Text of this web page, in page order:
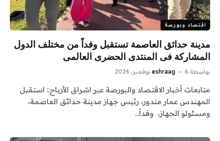
اقتصاد وبورصة
مدينة حدائق العاصمة تستقبل وفداً من مختلف الدول
المشاركة فى المنتدى الحضرى العالمى
بواسطة eshraag 6 نوفمبر، 2024
متابعات أخبار الاقتصاد والبورصة عبر اشراق الأرباح:: استقبل
المهندس عمار مندور، رئيس جهاز مدينة حدائق العاصمة،
ومسئولو الجهاز، وفداً…